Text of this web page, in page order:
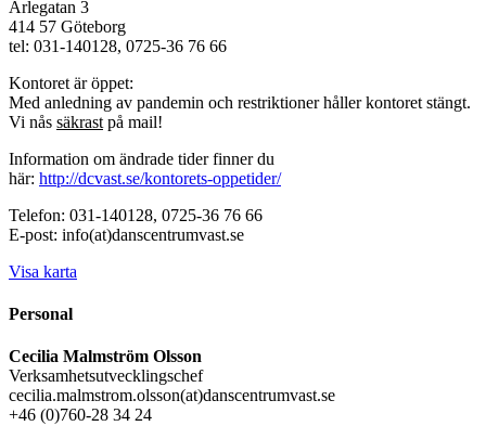
Ärlegatan 3
414 57 Göteborg
tel: 031-140128, 0725-36 76 66
Kontoret är öppet:
Med anledning av pandemin och restriktioner håller kontoret stängt.
Vi nås säkrast på mail!
Information om ändrade tider finner du
här: http://dcvast.se/kontorets-oppetider/
Telefon: 031-140128, 0725-36 76 66
E-post: info(at)danscentrumvast.se
Visa karta
Personal
Cecilia Malmström Olsson
Verksamhetsutvecklingschef
cecilia.malmstrom.olsson(at)danscentrumvast.se
+46 (0)760-28 34 24